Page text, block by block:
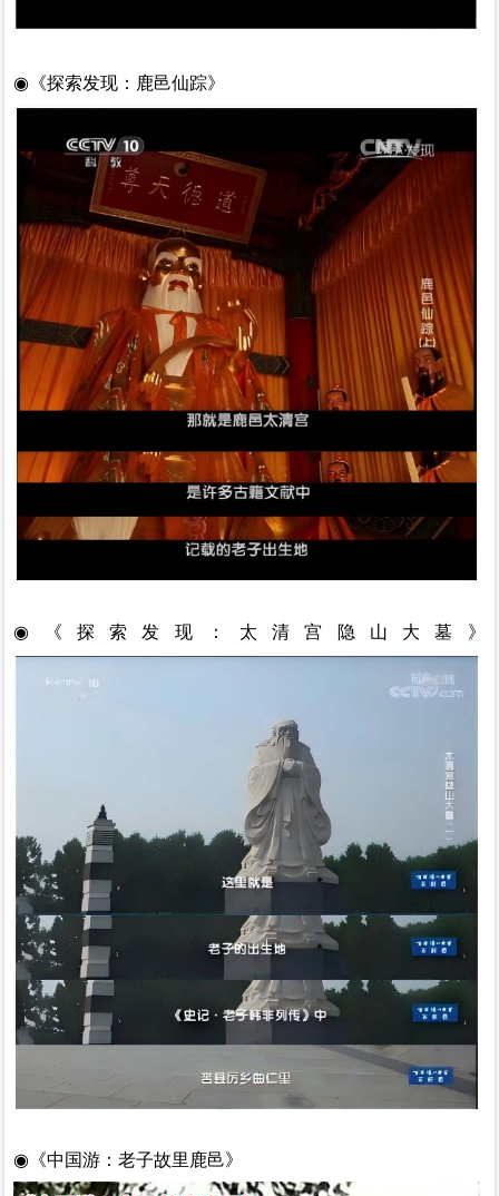
◉《探索发现：鹿邑仙踪》
◉《探索发现：太清宫隐山大墓》
◉《中国游：老子故里鹿邑》